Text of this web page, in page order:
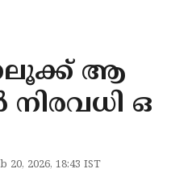
ആ
ഒ
20, 2026, 18:43 IST